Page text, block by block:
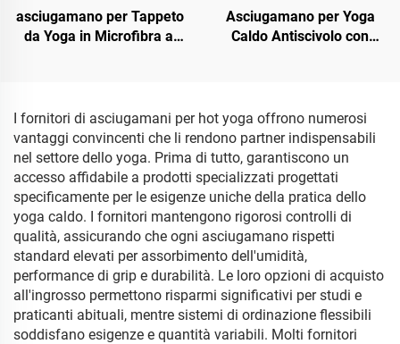
asciugamano per Tappeto
da Yoga in Microfibra al
Asciugamano per Yoga
Caldo Antiscivolo con
I fornitori di asciugamani per hot yoga offrono numerosi
vantaggi convincenti che li rendono partner indispensabili
nel settore dello yoga. Prima di tutto, garantiscono un
accesso affidabile a prodotti specializzati progettati
specificamente per le esigenze uniche della pratica dello
yoga caldo. I fornitori mantengono rigorosi controlli di
qualità, assicurando che ogni asciugamano rispetti
standard elevati per assorbimento dell'umidità,
performance di grip e durabilità. Le loro opzioni di acquisto
all'ingrosso permettono risparmi significativi per studi e
praticanti abituali, mentre sistemi di ordinazione flessibili
soddisfano esigenze e quantità variabili. Molti fornitori